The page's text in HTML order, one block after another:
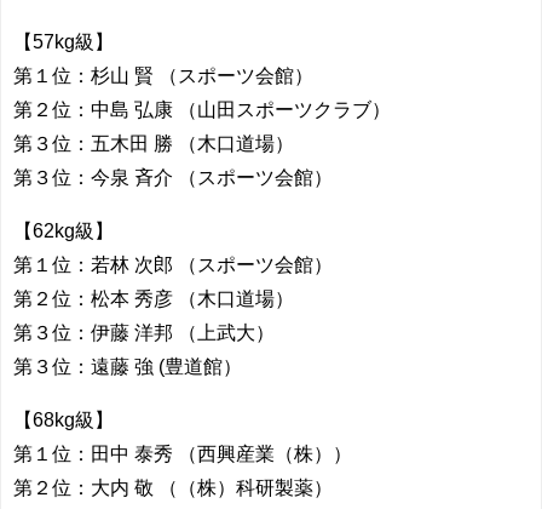
【57kg級】
第１位：杉山 賢 （スポーツ会館）
第２位：中島 弘康 （山田スポーツクラブ）
第３位：五木田 勝 （木口道場）
第３位：今泉 斉介 （スポーツ会館）
【62kg級】
第１位：若林 次郎 （スポーツ会館）
第２位：松本 秀彦 （木口道場）
第３位：伊藤 洋邦 （上武大）
第３位：遠藤 強 (豊道館）
【68kg級】
第１位：田中 泰秀 （西興産業（株））
第２位：大内 敬 （（株）科研製薬）